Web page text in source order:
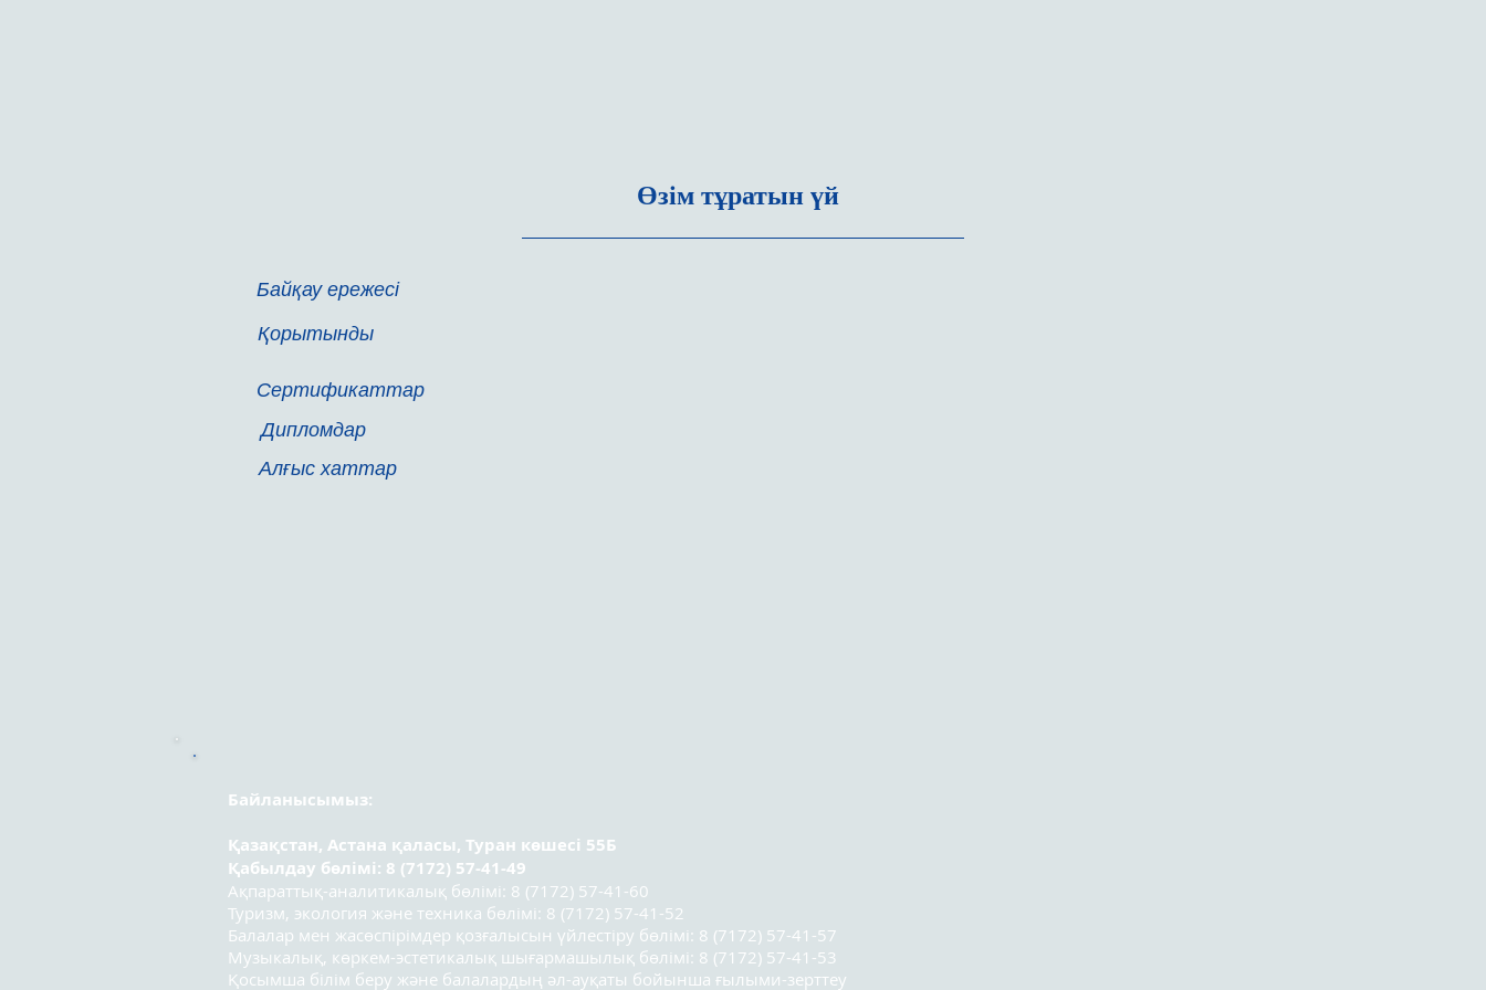
Өзім тұратын үй
Байқау ережесі
Қорытынды
Сертификаттар
Дипломдар
Алғыс хаттар
Байланысымыз:
Қазақстан, Астана қаласы, Туран көшесі 55Б
Қабылдау бөлімі: 8 (7172) 57-41-49
Ақпараттық-аналитикалық бөлімі: 8 (7172) 57-41-60
Туризм, экология және техника бөлімі: 8 (7172) 57-41-52
Балалар мен жасөспірімдер қозғалысын үйлестіру бөлімі: 8 (7172) 57-41-57
Музыкалық, көркем-эстетикалық шығармашылық бөлімі: 8 (7172) 57-41-53
Қосымша білім беру және балалардың әл-ауқаты бойынша ғылыми-зерттеу